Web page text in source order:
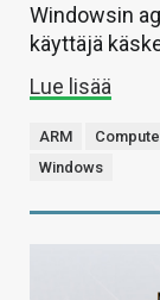
Windowsin
käyttäjä
Lue lisää
ARM
Windows